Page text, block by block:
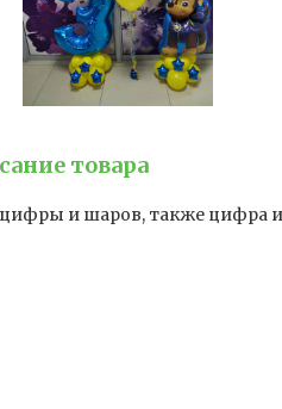
товара
и шаров, также цифра